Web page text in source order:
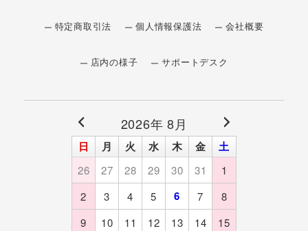
特定商取引法 個人情報保護法 会社概要
店内の様子 サポートデスク
2026年 8月
日 月 火 水 木 金 土
26 27 28 29 30 31
1
2
3 4 5 6 7
8
9
10 11 12 13 14
15